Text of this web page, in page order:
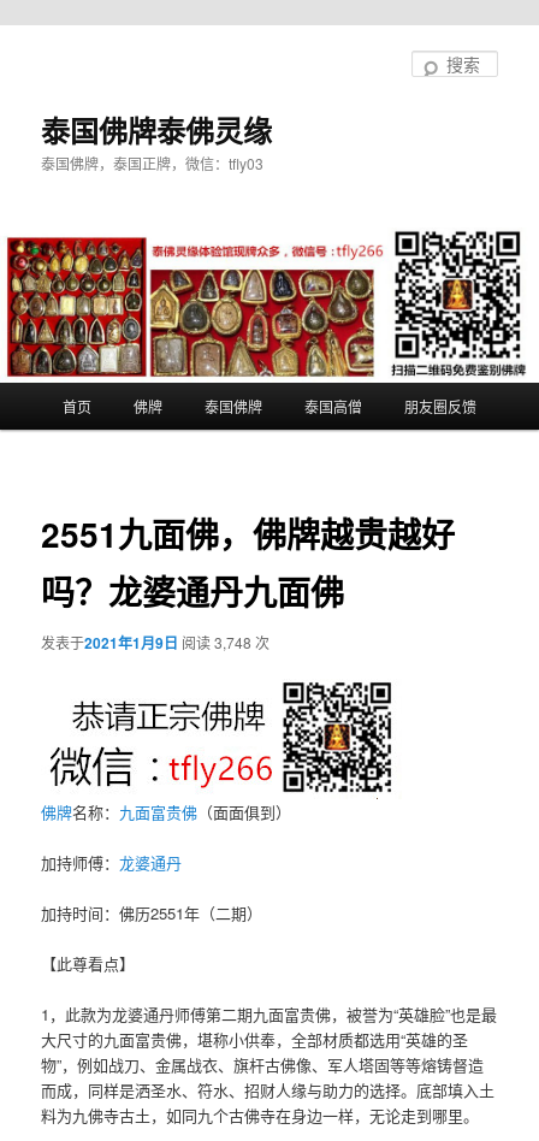
泰国佛牌泰佛灵缘
泰国佛牌，泰国正牌，微信：tfly03
首页 佛牌 泰国佛牌 泰国高僧 朋友圈反馈
2551九面佛，佛牌越贵越好
吗？龙婆通丹九面佛
发表于2021年1月9日 阅读 3,748 次
佛牌名称： 九面富贵佛 （面面俱到）
加持师傅：龙婆通丹
加持时间：佛历2551年（二期）
【此尊看点】
1，此款为龙婆通丹师傅第二期九面富贵佛，被誉为“英雄脸”也是最
大尺寸的九面富贵佛，堪称小供奉，全部材质都选用“英雄的圣
物”，例如战刀、金属战衣、旗杆古佛像、军人塔固等等熔铸督造
而成，同样是洒圣水、符水、招财人缘与助力的选择。底部填入土
料为九佛寺古土，如同九个古佛寺在身边一样，无论走到哪里。